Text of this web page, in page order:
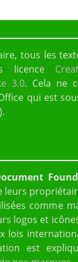
tous les
licence
3.0. Cela ne
qui est
leurs
comme
logos et
lois
est